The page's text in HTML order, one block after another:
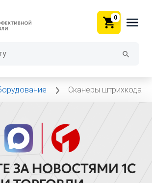
0
Сканеры штрихкода